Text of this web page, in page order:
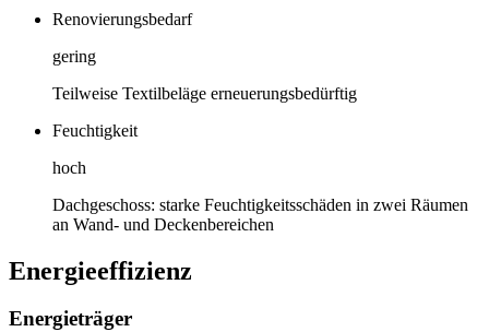
Renovierungsbedarf
gering
Teilweise Textilbeläge erneuerungsbedürftig
Feuchtigkeit
hoch
Dachgeschoss: starke Feuchtigkeitsschäden in zwei Räumen
an Wand- und Deckenbereichen
Energieeffizienz
Energieträger